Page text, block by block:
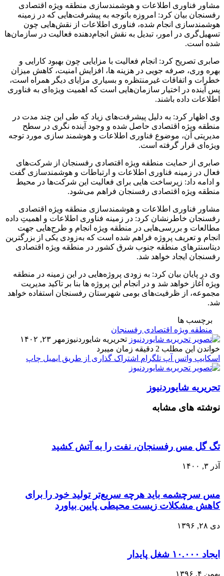
مشاور فناوری اطلاعات و هوشمندسازی منطقه ویژه اقتصادی
رفسنجان بیان کرد: امروزه باتوجه به پیشرفت‌هایی که در زمینه
هوشمندسازی انجام شده، فناوری اطلاعات از نقش‌هایی چون
تسهیل‌گری در امور، تبدیل به نقش انجام‌دهنده فعالیت در سازمان‌ها
شده است.
صابری تصریح کرد: انجام فعالیت با مزایایی چون بهبود کارایی و
بهره وری، صرفه جویی در هزینه ها، افزایش امنیت، کاهش میزان
خطرات و اتفاقات غیرمنتظره و بسیاری مزایای دیگر همراه است،
پس آینده در اختیار سازمان‌هایی است که اهمیت ویژه‌ای به فناوری
اطلاعات داده باشند.
وی اظهار کرد: به دلیل پیشرفت‌های زیاد که طی این چند مدت در
منطقه ویژه‌ ‌اقتصادی حاصل شده و وجود آینده نگری در سطح
مدیریتی آن، موضوع فناوری اطلاعات و هوشمند سازی مورد توجه
ویژه‌ای قرار گرفته است.
صابری از حمایت منطقه ویژه اقتصادی رفسنجان از شرکت‌های
فعال در زمینه فناوری اطلاعات و ارتباطات و هوشمندسازی گفت
و ادامه داد: زیرساخت هایی برای فعالیت این شرکت‌ها در محیط
منطقه ویژه اقتصادی رفسنجان فراهم می‌شود.
مشاور فناوری اطلاعات و هوشمندسازی منطقه ویژه اقتصادی
رفسنجان خاطرنشان کرد: در زمینه فناوری اطلاعات و اهمیت‌ِ داده
مطالعات و بررسی‌هایی در منطقه ویژه انجام و طرح‌هایی جهت
انجام و تعریف پروژه فراهم شده است که به‌زودی یکی از بزرگترین
دیتاسنترهای منطقه جنوب شرق کشور در منطقه ویژه اقتصادی
رفسنجان ایجاد خواهد شد.
وی در پایان بیان کرد: به زودی پروژه‌هایی در این زمینه در منطقه
ویژه آغاز خواهد شد و در انجام این پروژه ها بنا بر تاکید مدیریت
مجموعه، از ظرفیت‌های بومی شهرستان رفسنجان استفاده‌ خواهد
شد.
برچسب ها
منطقه ویژه اقتصادی رفسنجان
تحریریه شایوردنیوز مهر ۲۳, ۱۴۰۲
خواندن این مطلب 2 دقیقه زمان میبرد
اسکایپ واتس آپ تلگرام اشتراک گذاری از طریق ایمیل چاپ
تحریریه شایوردنیوز
نوشته های مشابه
تگ گل مس رفسنجان، نفت را به آتش کشید
آذر ۳, ۱۴۰۰
مس سرچشمه باید هرچه سریع‌تر تولید خود را برای
کاهش مشکلات زیست محیطی پایین بیاورد
دی ۲۸, ۱۳۹۶
ایجاد ۱۰.۰۰۰ شغل پایدار
بهمن ۴, ۱۳۹۶